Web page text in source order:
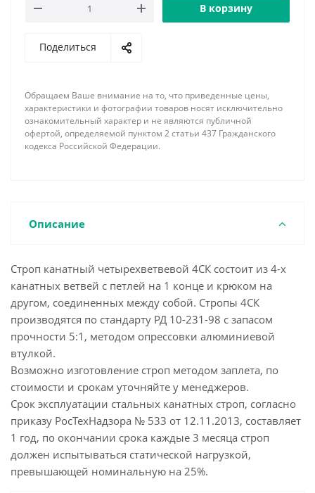
В корзину
Поделиться
Обращаем Ваше внимание на то, что приведенные цены,
характеристики и фотографии товаров носят исключительно
ознакомительный характер и не являются публичной
офертой, определяемой пунктом 2 статьи 437 Гражданского
кодекса Российской Федерации.
Описание
Строп канатный четырехветвевой 4СК состоит из 4-х
канатных ветвей с петлей на 1 конце и крюком на
другом, соединенных между собой. Стропы 4СК
производятся по стандарту РД 10-231-98 с запасом
прочности 5:1, методом опрессовки алюминиевой
втулкой.
Возможно изготовление строп методом заплета, по
стоимости и срокам уточняйте у менеджеров.
Срок эксплуатации стальных канатных строп, согласно
приказу РосТехНадзора № 533 от 12.11.2013, составляет
1 год, по окончании срока каждые 3 месяца строп
должен испытываться статической нагрузкой,
превышающей номинальную на 25%.